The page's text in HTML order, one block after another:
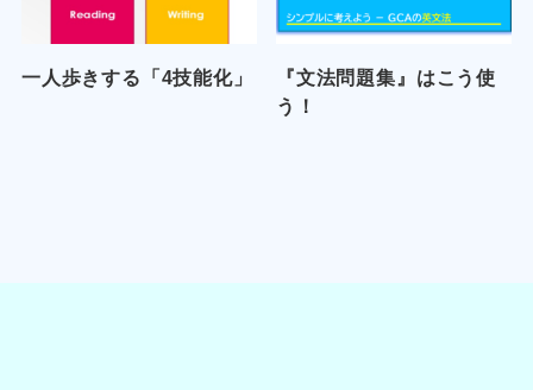
一人歩きする「4技能化」
『文法問題集』はこう使
う！